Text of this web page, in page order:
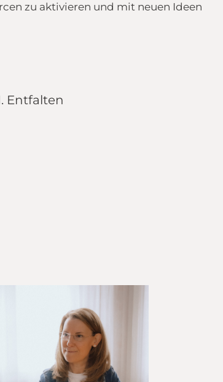
zu aktivieren und mit neuen Ideen
Entfalten